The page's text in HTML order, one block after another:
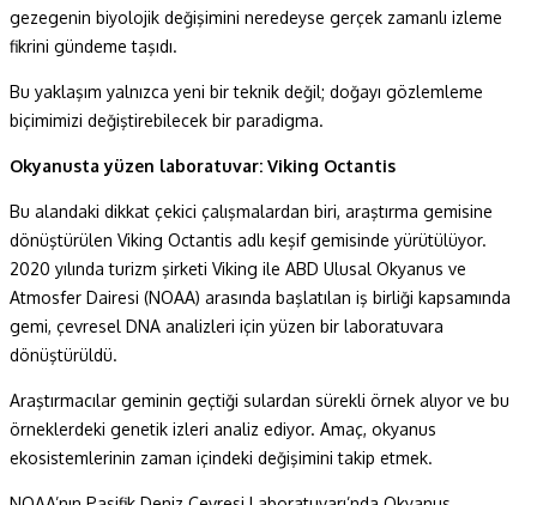
gezegenin biyolojik değişimini neredeyse gerçek zamanlı izleme
fikrini gündeme taşıdı.
Bu yaklaşım yalnızca yeni bir teknik değil; doğayı gözlemleme
biçimimizi değiştirebilecek bir paradigma.
Okyanusta yüzen laboratuvar: Viking Octantis
Bu alandaki dikkat çekici çalışmalardan biri, araştırma gemisine
dönüştürülen Viking Octantis adlı keşif gemisinde yürütülüyor.
2020 yılında turizm şirketi Viking ile ABD Ulusal Okyanus ve
Atmosfer Dairesi (NOAA) arasında başlatılan iş birliği kapsamında
gemi, çevresel DNA analizleri için yüzen bir laboratuvara
dönüştürüldü.
Araştırmacılar geminin geçtiği sulardan sürekli örnek alıyor ve bu
örneklerdeki genetik izleri analiz ediyor. Amaç, okyanus
ekosistemlerinin zaman içindeki değişimini takip etmek.